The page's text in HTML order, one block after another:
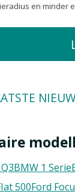
en minder
BMW 1 Serie
500Ford